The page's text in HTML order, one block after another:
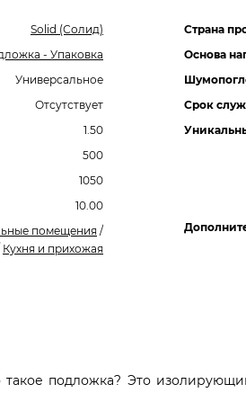
Solid (Солид)
- Упаковка
Универсальное
Отсутствует
1.50
500
1050
10.00
помещения /
Кухня и прихожая
Страна
Основа
Срок
такое подложка? Это